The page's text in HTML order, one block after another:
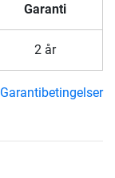
Garanti
2 år
Garantibetingelser